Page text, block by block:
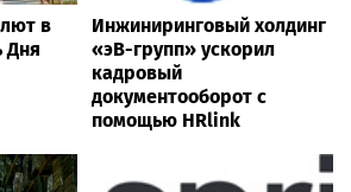
в
Дня
Инжиниринговый холдинг
«эВ-групп» ускорил
кадровый
документооборот с
помощью HRlink